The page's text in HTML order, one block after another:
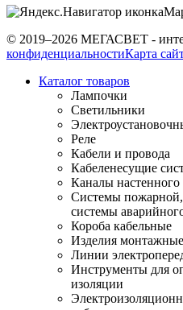
© 2019–2026 МЕГАСВЕТ -
конфиденциальностиКарта
Каталог товаров
Лампочки
Светильники
Реле
Кабели и провода
Кабеленесущие
Каналы
Системы
системы
Короба кабельные
Изделия
Линии
Инструменты для
изоляции